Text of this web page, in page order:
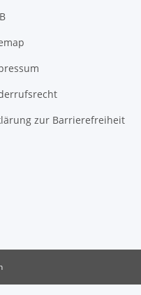
zur Barrierefreiheit